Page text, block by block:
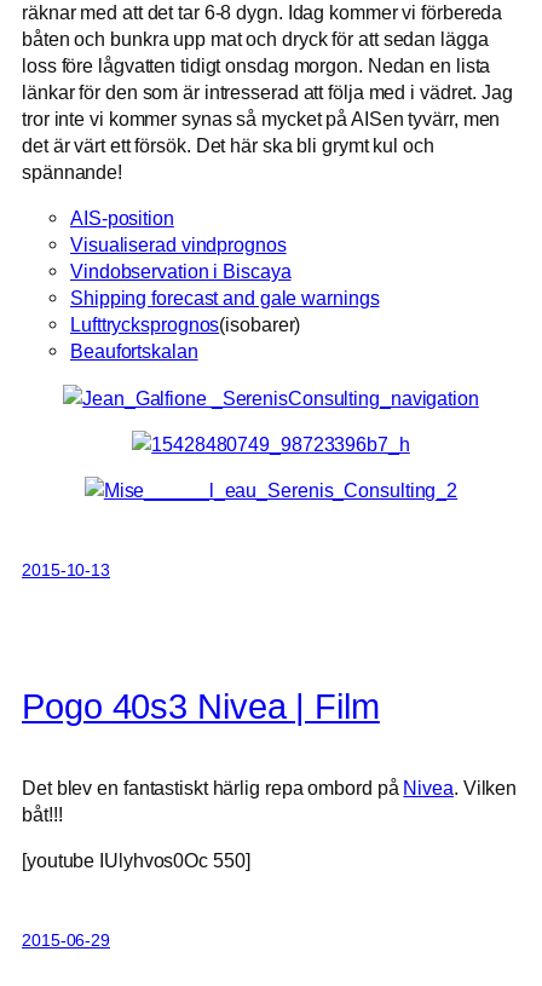
räknar med att det tar 6-8 dygn. Idag kommer vi förbereda
båten och bunkra upp mat och dryck för att sedan lägga
loss före lågvatten tidigt onsdag morgon. Nedan en lista
länkar för den som är intresserad att följa med i vädret. Jag
tror inte vi kommer synas så mycket på AISen tyvärr, men
det är värt ett försök. Det här ska bli grymt kul och
spännande!
AIS-position
Visualiserad vindprognos
Vindobservation i Biscaya
Shipping forecast and gale warnings
Lufttrycksprognos(isobarer)
Beaufortskalan
2015-10-13
Pogo 40s3 Nivea | Film
Det blev en fantastiskt härlig repa ombord på Nivea. Vilken
båt!!!
[youtube IUlyhvos0Oc 550]
2015-06-29